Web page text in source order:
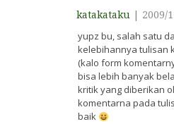
katakataku 2009/
yupz bu, salah satu
kelebihannya tulisan
(kalo form
bisa lebih banyak
kritik yang diberikan
komentarna pada
baik